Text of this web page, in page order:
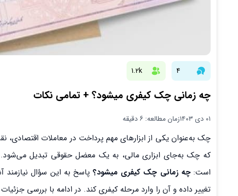
4
1.2k
چه زمانی چک کیفری میشود؟ + تمامی نکات
۰۱ دی ۱۴۰۳ زمان مطالعه: 6 دقیقه
چک به‌عنوان یکی از ابزارهای مهم پرداخت در معاملات اقتصادی،
که چک به‌جای ابزاری مالی، به یک معضل حقوقی تبدیل می‌شود.
است:چه زمانی چک کیفری میشود؟پاسخ به این سؤال
تغییر داده و آن را وارد مرحله کیفری کند. در ادامه با بررسی